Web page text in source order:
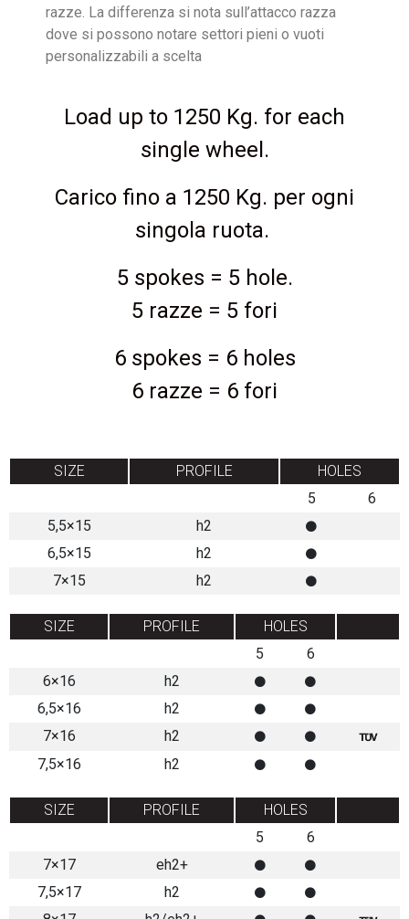
razze. La differenza si nota sull’attacco razza
dove si possono notare settori pieni o vuoti
personalizzabili a scelta
Load up to 1250 Kg. for each
single wheel.
Carico fino a 1250 Kg. per ogni
singola ruota.
5 spokes = 5 hole.
5 razze = 5 fori
6 spokes = 6 holes
6 razze = 6 fori
SIZE PROFILE
HOLES
5
6
5,5×15
h2
6,5×15
h2
7×15
h2
SIZE PROFILE
HOLES
5
6
6×16
h2
6,5×16
h2
7×16
h2
7,5×16
h2
SIZE PROFILE
HOLES
5
6
7×17
eh2+
7,5×17
h2